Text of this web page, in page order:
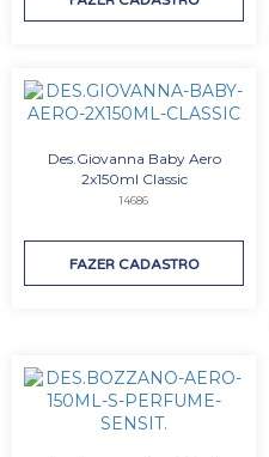
Des.Giovanna Baby Aero
2x150ml Classic
14686
FAZER CADASTRO